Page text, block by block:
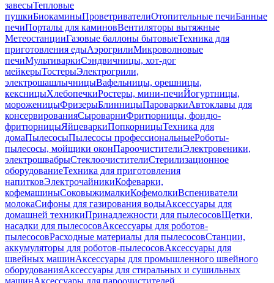
завесыТепловые
пушкиБиокаминыПроветривателиОтопительные печиБанные
печиПорталы для каминовВентиляторы вытяжные
МетеостанцииГазовые баллоны бытовыеТехника для
приготовления едыАэрогрилиМикроволновые
печиМультиваркиСэндвичницы, хот-дог
мейкерыТостерыЭлектрогрили,
электрошашлычницыВафельницы, орешницы,
кексницыХлебопечкиРостеры, мини-печиЙогуртницы,
мороженицыФризерыБлинницыПароваркиАвтоклавы для
консервированияСыроварниФритюрницы, фондю-
фритюрницыЯйцеваркиПопкорницыТехника для
домаПылесосыПылесосы профессиональныеРоботы-
пылесосы, мойщики оконПароочистителиЭлектровеники,
электрошвабрыСтеклоочистителиСтерилизационное
оборудованиеТехника для приготовления
напитковЭлектрочайникиКофеварки,
кофемашиныСоковыжималкиКофемолкиВспениватели
молокаСифоны для газирования водыАксессуары для
домашней техникиПринадлежности для пылесосовЩетки,
насадки для пылесосовАксессуары для роботов-
пылесосовРасходные материалы для пылесосовСтанции,
аккумуляторы для роботов-пылесосовАксессуары для
швейных машинАксессуары для промышленного швейного
оборудованияАксессуары для стиральных и сушильных
машинАксессуары для пароочистителей,